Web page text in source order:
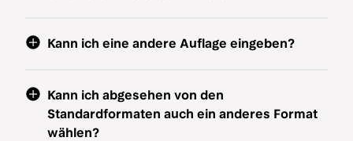
Kann ich eine andere Auflage eingeben?
Kann ich abgesehen von den
Standardformaten auch ein anderes Format
wählen?